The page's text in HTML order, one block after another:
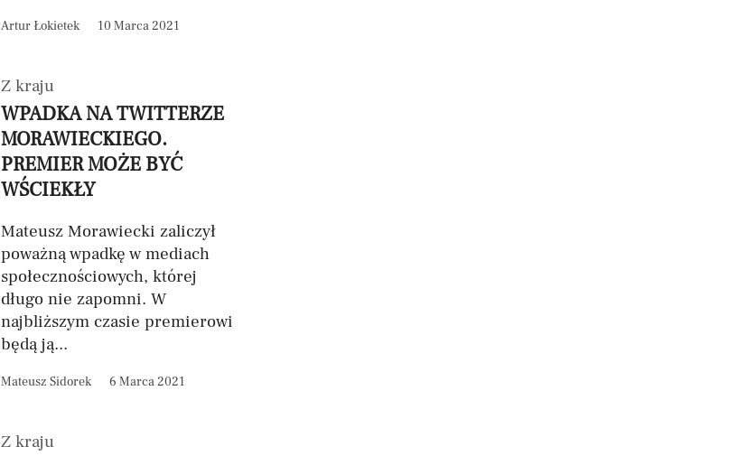
Artur Łokietek 10 Marca 2021
Z kraju
WPADKA NA TWITTERZE
MORAWIECKIEGO.
PREMIER MOŻE BYĆ
WŚCIEKŁY
Mateusz Morawiecki zaliczył
poważną wpadkę w mediach
społecznościowych, której
długo nie zapomni. W
najbliższym czasie premierowi
będą ją...
Mateusz Sidorek 6 Marca 2021
Z kraju